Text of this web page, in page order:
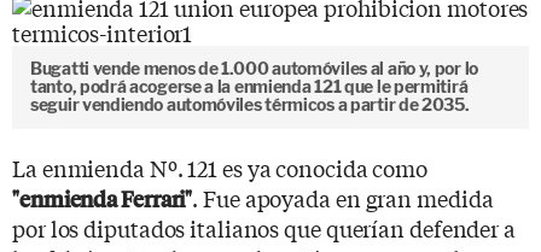
Bugatti vende menos de 1.000 automóviles al año y, por lo
tanto, podrá acogerse a la enmienda 121 que le permitirá
seguir vendiendo automóviles térmicos a partir de 2035.
La enmienda Nº. 121 es ya conocida como
"enmienda Ferrari". Fue apoyada en gran medida
por los diputados italianos que querían defender a